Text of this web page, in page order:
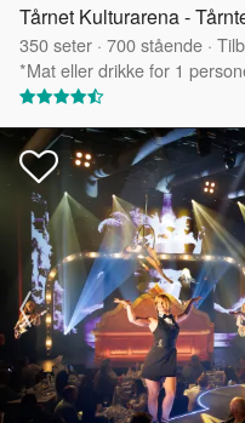
Tårnet Kulturarena -
350seter · 700stående ·
*Mat eller drikke for 1